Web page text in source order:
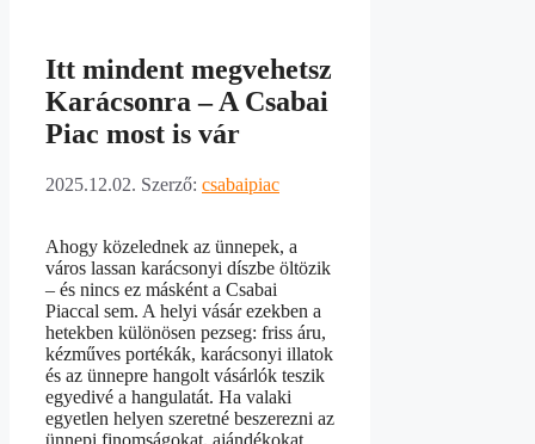
Itt mindent megvehetsz
Karácsonra – A Csabai
Piac most is vár
2025.12.02. Szerző: csabaipiac
Ahogy közelednek az ünnepek, a
város lassan karácsonyi díszbe öltözik
– és nincs ez másként a Csabai
Piaccal sem. A helyi vásár ezekben a
hetekben különösen pezseg: friss áru,
kézműves portékák, karácsonyi illatok
és az ünnepre hangolt vásárlók teszik
egyedivé a hangulatát. Ha valaki
egyetlen helyen szeretné beszerezni az